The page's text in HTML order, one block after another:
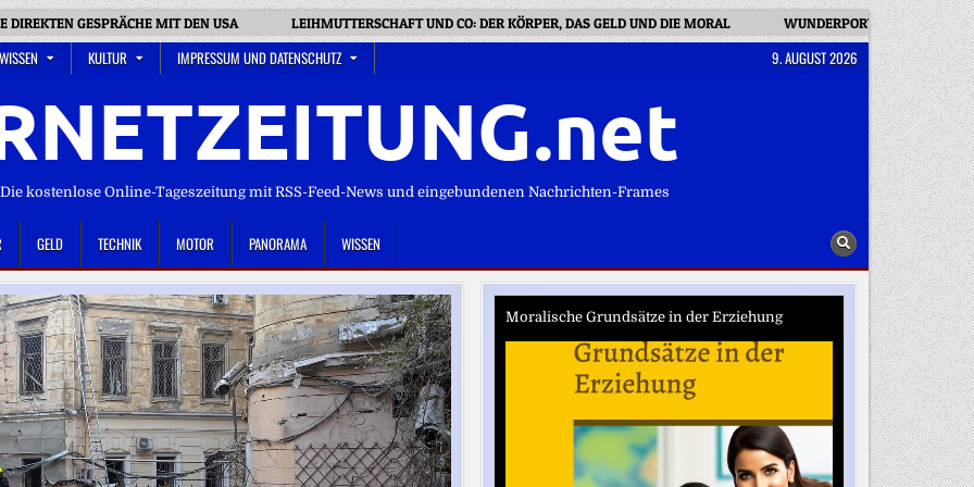
DIREKTEN GESPRÄCHE MIT DEN USA LEIHMUTTERSCHAFT UND CO: DER KÖRPER, DAS GELD UND DIE MORAL WUNDERPORTFOLIO 2.0:
KULTUR IMPRESSUM UND DATENSCHUTZ 9. AUGUST 2026
kostenlose Online-Tageszeitung mit RSS-Feed-News und eingebundenen Nachrichten-Frames
GELD TECHNIK MOTOR PANORAMA WISSEN
Moralische Grundsätze in der Erziehung